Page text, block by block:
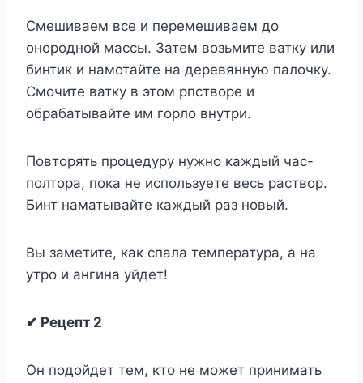
Смешиваем все и перемешиваем до
онородной массы. Затем возьмите ватку или
бинтик и намотайте на деревянную палочку.
Смочите ватку в этом рпстворе и
обрабатывайте им горло внутри.
Повторять процедуру нужно каждый час-
полтора, пока не используете весь раствор.
Бинт наматывайте каждый раз новый.
Вы заметите, как спала температура, а на
утро и ангина уйдет!
✔ Рецепт 2
Он подойдет тем, кто не может принимать